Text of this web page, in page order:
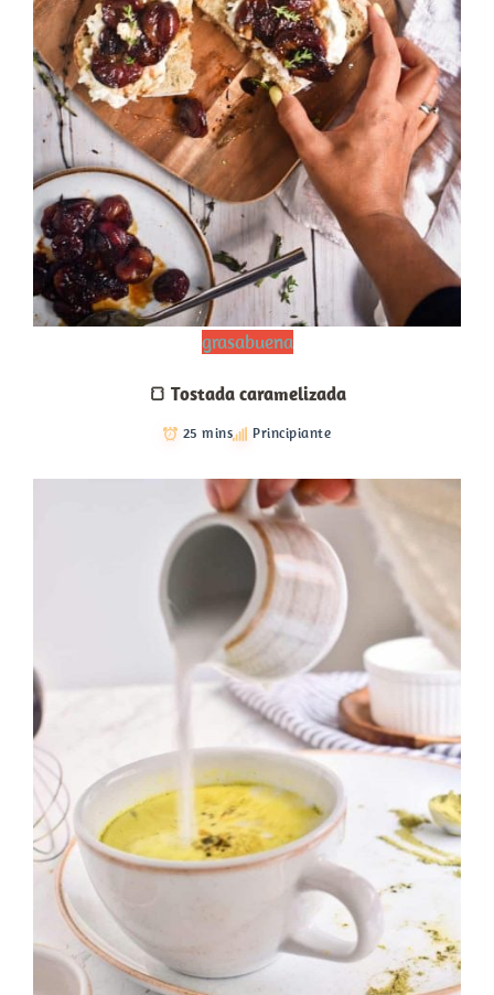
grasabuena
🍞 Tostada caramelizada
25 mins Principiante